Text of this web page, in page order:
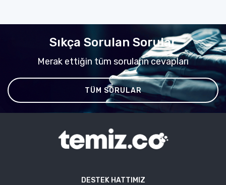
Sıkça Sorulan Sorular
Merak ettiğin tüm soruların cevapları
TÜM SORULAR
DESTEK HATTIMIZ